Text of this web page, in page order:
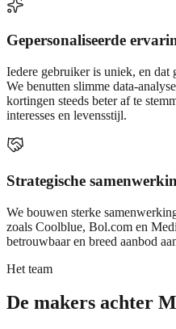
Gepersonaliseerde
Iedere gebruiker is uniek, en dat
We benutten slimme data-
kortingen steeds beter af te
interesses en levensstijl.
Strategische
We bouwen sterke
zoals Coolblue, Bol.com en
betrouwbaar en breed aanbod
Het team
De makers achter